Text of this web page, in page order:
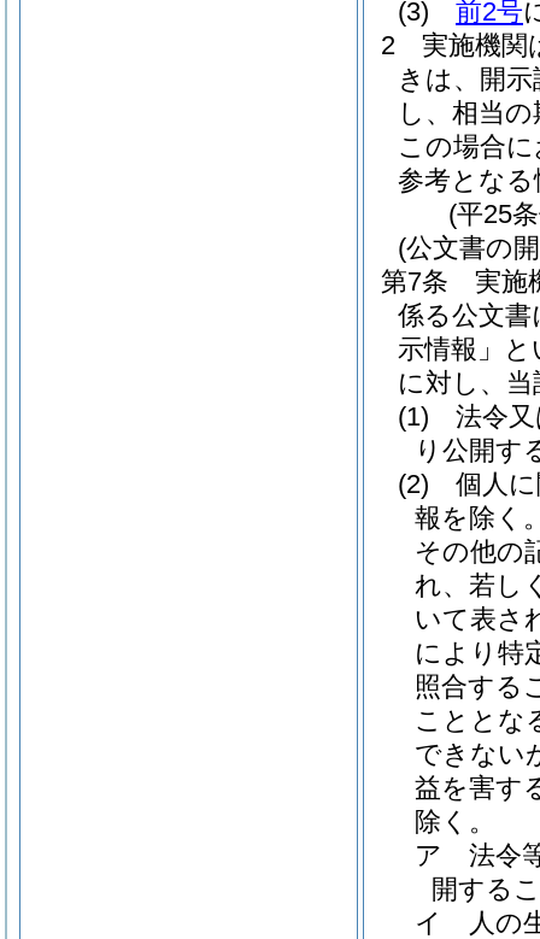
(3)
前2号
2
実施機関
きは、開
し、相当
この場合
参考とな
(平25
(公文書の
第7条
実施
係る公文書
示情報」と
に対し、
(1)
法令
り公開す
(2)
個人
報を除く
その他の
れ、若し
いて表さ
により特
照合する
こととな
できない
益を害す
除く。
ア
法令
開する
イ
人の